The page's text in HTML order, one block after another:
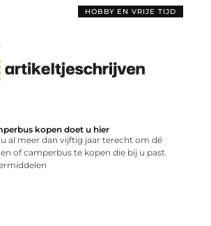
HOBBY EN VRIJE TIJD
kopen doet u hier
al meer dan vijftig jaar terecht om dé
of camperbus te kopen die bij u past.